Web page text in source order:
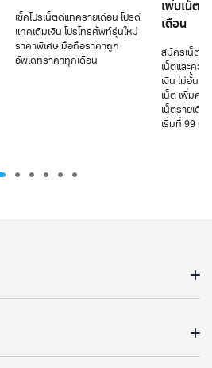
เช็คโปรเน็ตดีแทครายเดือน โปรดี
แทคเติมเงิน โปรโทรศัพท์รุ่นใหม่
ราคาพิเศษ มือถือราคาถูก
อัพเดทราคาทุกเดือน
เพิ่มเน็ต
เดือน
สมัครเน็ตดีแ
เน็ตและควา
เงิน ไม่อั้นไ
เน็ต เพิ่มคว
เน็ตรายเดื
เริ่มที่ 99 บา